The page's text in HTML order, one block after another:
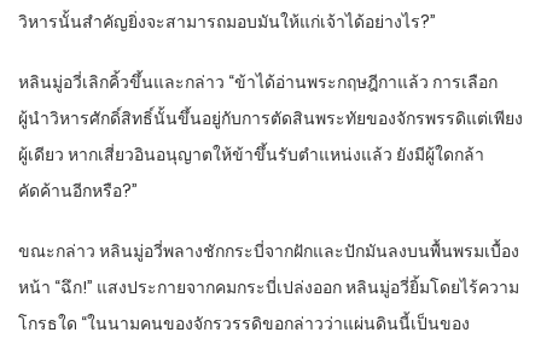
วิหารนั้นสำคัญยิ่งจะสามารถมอบมันให้แก่เจ้าได้อย่างไร?”
หลินมู่อวี่เลิกคิ้วขึ้นและกล่าว “ข้าได้อ่านพระกฤษฎีกาแล้ว การเลือก
ผู้นำวิหารศักดิ์สิทธิ์นั้นขึ้นอยู่กับการตัดสินพระทัยของจักรพรรดิแต่เพียง
ผู้เดียว หากเสี่ยวอินอนุญาตให้ข้าขึ้นรับตำแหน่งแล้ว ยังมีผู้ใดกล้า
คัดค้านอีกหรือ?”
ขณะกล่าว หลินมู่อวี่พลางชักกระบี่จากฝักและปักมันลงบนพื้นพรมเบื้อง
หน้า “ฉึก!” แสงประกายจากคมกระบี่เปล่งออก หลินมู่อวี่ยิ้มโดยไร้ความ
โกรธใด “ในนามคนของจักรวรรดิขอกล่าวว่าแผ่นดินนี้เป็นของ